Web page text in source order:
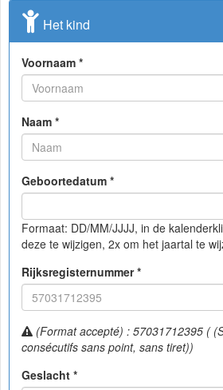
Het kind
Voornaam *
Naam *
Geboortedatum *
Formaat: DD/MM/JJJJ, in de kalender
deze te wijzigen, 2x om het jaartal te
Rijksregisternummer *
(Format accepté) : 57031712395 (
consécutifs sans point, sans tiret))
Geslacht *